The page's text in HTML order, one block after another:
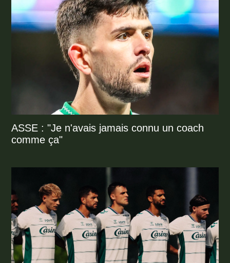
ASSE : "Je n'avais jamais connu un coach
comme ça"